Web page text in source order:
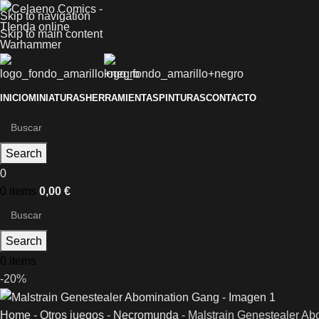
Skip to navigation
Skip to main content
INICIOMINIATURASHERRAMIENTASPINTURASCONTACTO
Search
0
0 items 0,00 €
Search
0 items
-20%
Home - Otros juegos - Necromunda - Malstrain Genestealer